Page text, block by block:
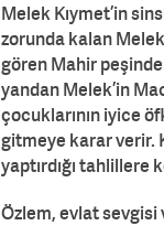
Melek Kıymet’in
zorunda kalan
gören Mahir
yandan Melek’in
çocuklarının iyice
gitmeye karar verir.
yaptırdığı tahlillere
Özlem, evlat sevgisi